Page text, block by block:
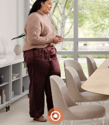
*Global Meta-Gallup Survey